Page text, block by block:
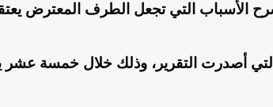
الأسباب التي تجعل الطرف المعترض
أصدرت التقرير، وذلك خلال خمسة عشر